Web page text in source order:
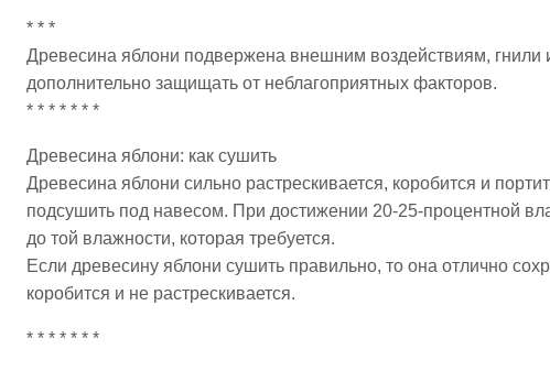
* * *
Древесина яблони подвержена внешним воздействиям,
дополнительно защищать от неблагоприятных факторов.
* * * * * * *
Древесина яблони: как сушить
Древесина яблони сильно растрескивается, коробится и
подсушить под навесом. При достижении 20-25-процентной
до той влажности, которая требуется.
Если древесину яблони сушить правильно, то она отлично
коробится и не растрескивается.
* * * * * * *